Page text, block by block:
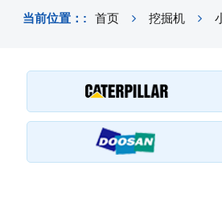
当前位置：: 首页 挖掘机